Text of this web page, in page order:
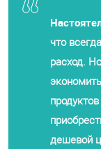
что
расход.
дешевой